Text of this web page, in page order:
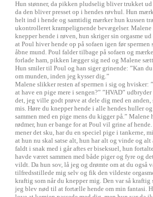
Hun stønner, da pikken pludselig bliver trukket ud
da den bliver presset op i hendes røvhul. Hun
helt ind i hende og samtidig mærker hun kussen
ukontrolleret krampelignende bevægelser. Malene
knepper hende i røven, hun skriger sin orgasme
at Poul hiver hende op på sofaen igen før spermen
åbne mund. Poul falder tilbage på sofaen og
forlade ham, pikken lægger sig ned og Malene
Hun smiler til Poul og han siger grinende: ”Kan
om munden, inden jeg kysser dig.”
Malene slikker resten af spermen i sig og hvisker:
at have en pige mere i sengen?” ”HVAD” udbryder
det, jeg ville godt prøve at dele dig med en anden,
mis. Høre du knepper hende i alle hendes huller
sammen med en pige mens du kigger på.” Malene
rødmer, hun er bange for at Poul vil grine af
mener det sku, har du en speciel pige i tankerne,
at hun nu skal satse alt, hun har alt og vinde og alt
faldt i snak med i går aftes er biseksuel, hun
havde været sammen med både piger og fyre og
vildt. Da hun sov, lå jeg og drømte om at du også
tilfredsstillede mig selv og fik den vildeste
kraftig som når du knepper mig. Den var så kraftig
jeg blev nød til at fortælle hende om min fantasi.